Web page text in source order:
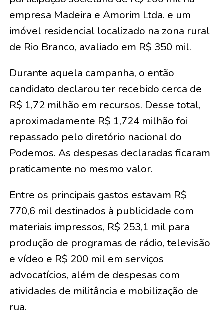
empresa Madeira e Amorim Ltda. e um
imóvel residencial localizado na zona rural
de Rio Branco, avaliado em R$ 350 mil.
Durante aquela campanha, o então
candidato declarou ter recebido cerca de
R$ 1,72 milhão em recursos. Desse total,
aproximadamente R$ 1,724 milhão foi
repassado pelo diretório nacional do
Podemos. As despesas declaradas ficaram
praticamente no mesmo valor.
Entre os principais gastos estavam R$
770,6 mil destinados à publicidade com
materiais impressos, R$ 253,1 mil para
produção de programas de rádio, televisão
e vídeo e R$ 200 mil em serviços
advocatícios, além de despesas com
atividades de militância e mobilização de
rua.